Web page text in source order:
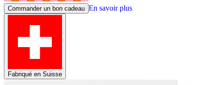
Commander un bon cadeau En savoir plus
Fabriqué en Suisse